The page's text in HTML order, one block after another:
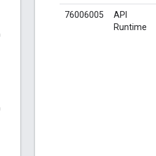
76006005
API
Runtime